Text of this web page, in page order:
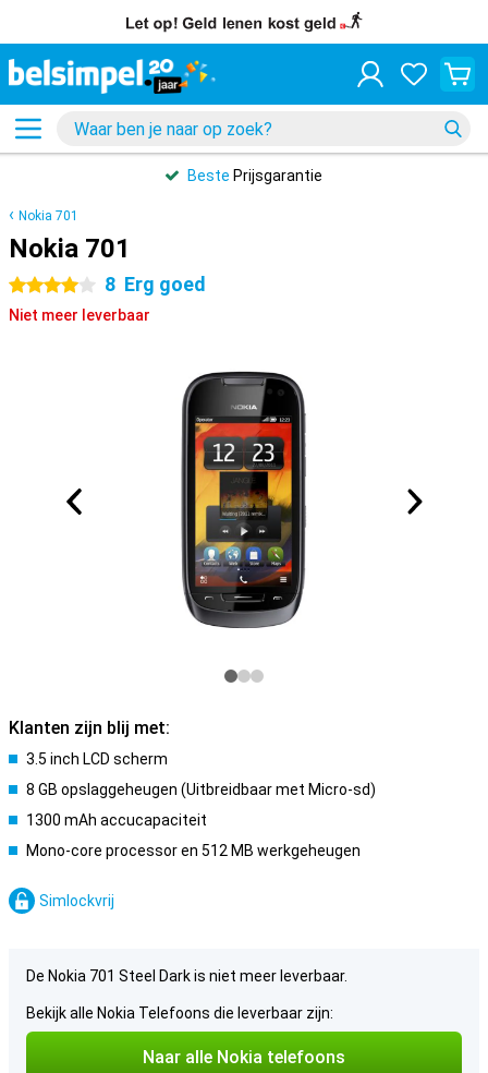
Beste Prijsgarantie
Nokia 701
Nokia 701
4 sterren 8 Erg goed
Niet meer leverbaar
Klanten zijn blij met:
3.5 inch LCD scherm
8 GB opslaggeheugen (Uitbreidbaar met Micro-sd)
1300 mAh accucapaciteit
Mono-core processor en 512 MB werkgeheugen
Simlockvrij
De Nokia 701 Steel Dark is niet meer leverbaar.
Bekijk alle Nokia Telefoons die leverbaar zijn:
Naar alle Nokia telefoons